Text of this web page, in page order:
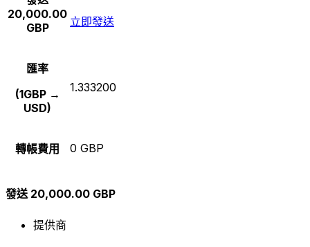
20,000.00
GBP
立即發送
匯率
(1GBP →
USD)
1.333200
轉帳費用 0 GBP
發送 20,000.00 GBP
提供商